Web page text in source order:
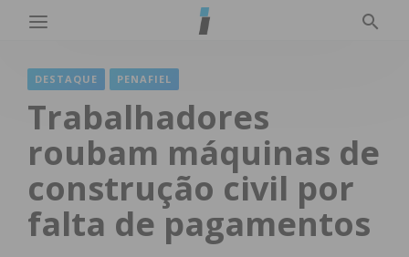
DESTAQUE PENAFIEL
Trabalhadores
roubam máquinas de
construção civil por
falta de pagamentos